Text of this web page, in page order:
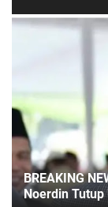
BREAKING
Noerdin